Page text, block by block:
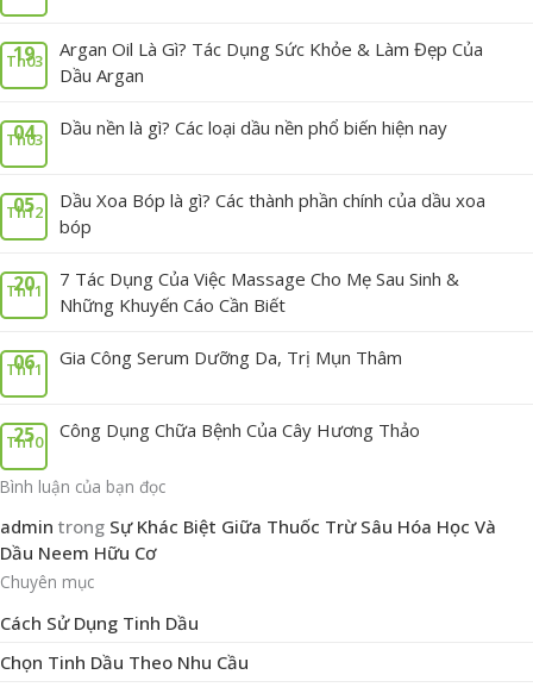
19
Th03
Argan Oil Là Gì? Tác Dụng Sức Khỏe & Làm Đẹp Của
Dầu Argan
04
Th03 Dầu nền là gì? Các loại dầu nền phổ biến hiện nay
05
Th12
Dầu Xoa Bóp là gì? Các thành phần chính của dầu xoa
bóp
20
Th11
7 Tác Dụng Của Việc Massage Cho Mẹ Sau Sinh &
Những Khuyến Cáo Cần Biết
06
Th11 Gia Công Serum Dưỡng Da, Trị Mụn Thâm
25
Th10 Công Dụng Chữa Bệnh Của Cây Hương Thảo
Bình luận của bạn đọc
admin trong Sự Khác Biệt Giữa Thuốc Trừ Sâu Hóa Học Và
Dầu Neem Hữu Cơ
Chuyên mục
Cách Sử Dụng Tinh Dầu
Chọn Tinh Dầu Theo Nhu Cầu